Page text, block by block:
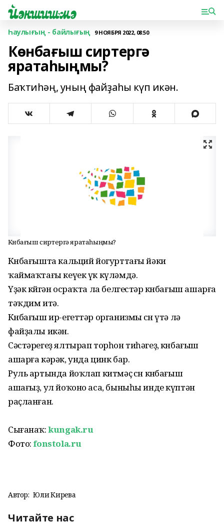
Һаулығың - байлығың 9 НОЯБРЯ 2022, 08:50
Көнбағыш сиртергә
яратаһыңмы?
Баҡтиһәң, уның файҙаһы күп икән.
Көнбағыш сиртергә яратаһыңмы?
Көнбағышта кальций йогурттағы йәки
ҡаймаҡтағы кеүек үк күләмдә.
Үҙәк көйгән осраҡта ла белгестәр көнбағыш ашарға
тәҡдим итә.
Көнбағыш ир-егеттәр организмы өсөн үтә лә
файҙалы икән.
Сәстәрегеҙ ялтырап торһон тиһәгеҙ, көнбағыш
ашарға кәрәк, унда цинк бар.
Руль артында йоҡлап китмәҫ өсөн көнбағыш
ашағыҙ, ул йоҡоно аса, быныһы инде күптән
раҫланған.
Сығанаҡ:kungak.ru
Фото: fonstola.ru
Автор: Юлиә Кирәева
Читайте нас